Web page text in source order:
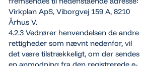
Virkplan ApS, Viborgvej 159 A, 8210
Århus V.
4.2.3 Vedrører henvendelsen de andre
rettigheder som nævnt nedenfor, vil
det være tilstrækkeligt, om der sendes